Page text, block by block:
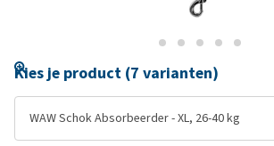
Kies je product (7 varianten)
WAW Schok Absorbeerder - XL, 26-40 kg